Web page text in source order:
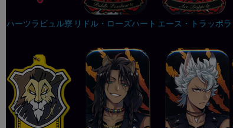
ハーツラビュル寮 リドル・ローズハート エース・トラッポラ